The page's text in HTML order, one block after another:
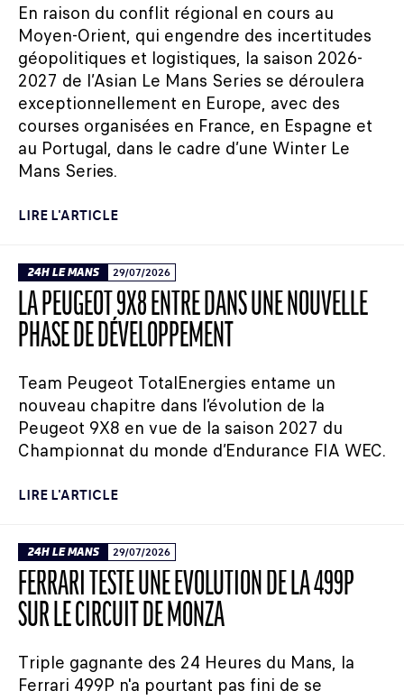
En raison du conflit régional en cours au
Moyen-Orient, qui engendre des incertitudes
géopolitiques et logistiques, la saison 2026-
2027 de l’Asian Le Mans Series se déroulera
exceptionnellement en Europe, avec des
courses organisées en France, en Espagne et
au Portugal, dans le cadre d’une Winter Le
Mans Series.
LIRE L'ARTICLE
24H LE MANS 29/07/2026
LA PEUGEOT 9X8 ENTRE DANS UNE NOUVELLE
PHASE DE DÉVELOPPEMENT
Team Peugeot TotalEnergies entame un
nouveau chapitre dans l’évolution de la
Peugeot 9X8 en vue de la saison 2027 du
Championnat du monde d’Endurance FIA WEC.
LIRE L'ARTICLE
24H LE MANS 29/07/2026
FERRARI TESTE UNE ÉVOLUTION DE LA 499P
SUR LE CIRCUIT DE MONZA
Triple gagnante des 24 Heures du Mans, la
Ferrari 499P n'a pourtant pas fini de se